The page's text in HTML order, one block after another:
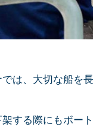
は、大切な船を
する際にもボー